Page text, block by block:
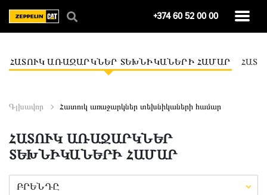
+374 60 52 00 00
ՀԱՏՈՒԿ ԱՌԱՋԱՐԿՆԵՐ ՏԵԽՆԻԿԱՆԵՐԻ ՀԱՄԱՐ
Գլխավոր Հատուկ առաջարկներ տեխնիկաների համար
ՀԱՏՈՒԿ ԱՌԱՋԱՐԿՆԵՐ
ՏԵԽՆԻԿԱՆԵՐԻ ՀԱՄԱՐ
ԲՐԵՆԴԸ